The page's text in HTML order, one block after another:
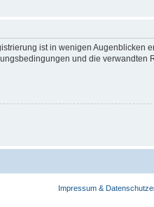
ist in wenigen
und die
Impressum &